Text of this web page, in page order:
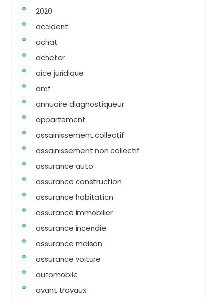
2020
accident
achat
acheter
aide juridique
amf
annuaire diagnostiqueur
appartement
assainissement collectif
assainissement non collectif
assurance auto
assurance construction
assurance habitation
assurance immobilier
assurance incendie
assurance maison
assurance voiture
automobile
avant travaux